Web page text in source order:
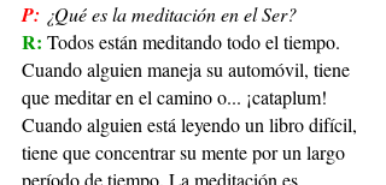
P: ¿Qué es la meditación en el Ser?
R: Todos están meditando todo el tiempo.
Cuando alguien maneja su automóvil, tiene
que meditar en el camino o... ¡cataplum!
Cuando alguien está leyendo un libro difícil,
tiene que concentrar su mente por un largo
período de tiempo. La meditación es